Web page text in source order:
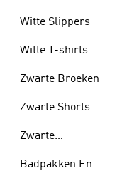
Witte Slippers
Witte T-shirts
Zwarte Broeken
Zwarte Shorts
Zwarte
Badpakken En